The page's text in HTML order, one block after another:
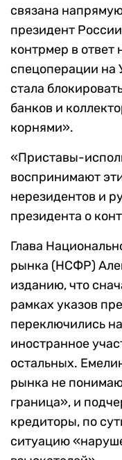
связана
президент
контрмер в ответ
спецоперации на
стала
банков и
корнями».
«Приставы-
воспринимают
нерезидентов и
президента о
Глава
рынка (НСФР)
изданию, что
рамках указов
переключились
иностранное
остальных.
рынка не
граница», и
кредиторы, по
ситуацию